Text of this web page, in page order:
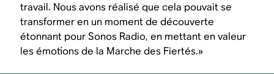
travail. Nous avons réalisé que cela pouvait se
transformer en un moment de découverte
étonnant pour Sonos Radio, en mettant en valeur
les émotions de la Marche des Fiertés.»